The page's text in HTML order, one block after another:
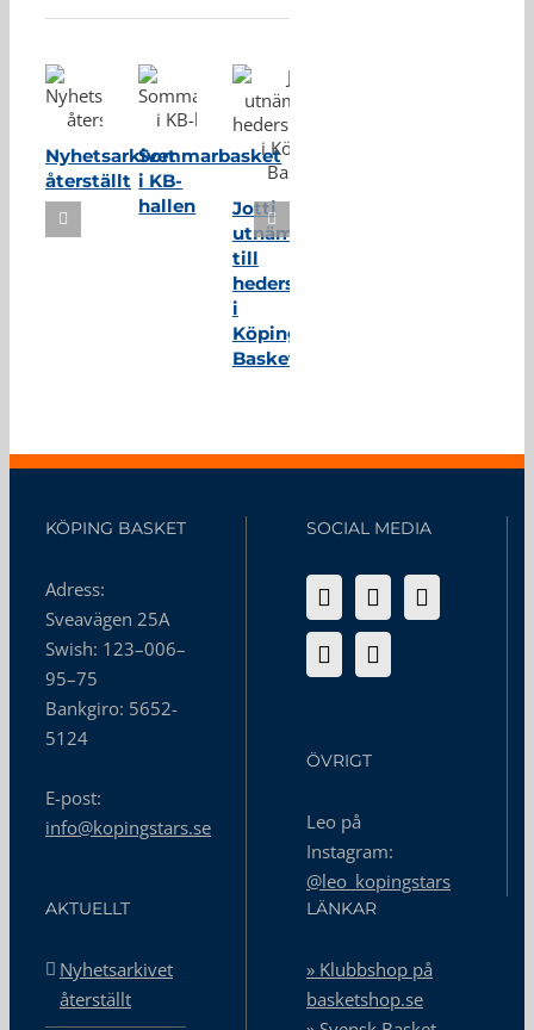
Nyhetsarkivet
återställt
Sommarbasket
i KB-
hallen
Jotti
utnämnd
till
hedersmedlem
i
Köping
Basket
KÖPING BASKET
Adress:
Sveavägen 25A
Swish: 123–006–
95–75
Bankgiro: 5652-
5124
E-post:
info@kopingstars.se
SOCIAL MEDIA
ÖVRIGT
Leo på
Instagram:
@leo_kopingstars
AKTUELLT
Nyhetsarkivet
återställt
LÄNKAR
» Klubbshop på
basketshop.se